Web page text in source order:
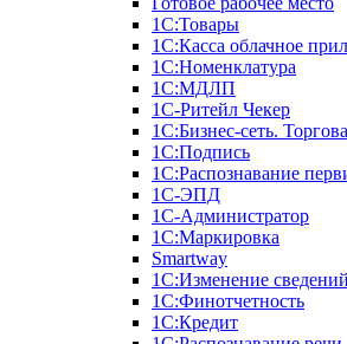
1С:Товары
1С:Касса облачное
1С:Номенклатура
1С:МДЛП
1C-Ритейл Чекер
1C:Бизнес-сеть.
1С:Подпись
1С:Распознавание
1С-ЭПД
1С-Администратор
1С:Маркировка
Smartway
1С:Изменение сведений
1С:Финотчетность
1С:Кредит